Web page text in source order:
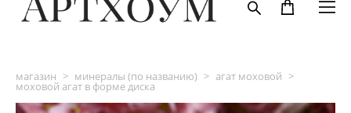
магазин > минералы (по названию) > агат моховой >
моховой агат в форме диска